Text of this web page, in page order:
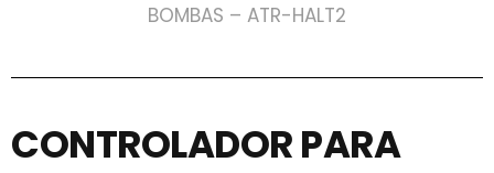
BOMBAS – ATR-HALT2
CONTROLADOR PARA